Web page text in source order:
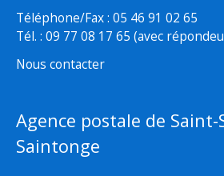
Téléphone/Fax : 05 46 91 02 65
Tél. : 09 77 08 17 65 (avec
Nous contacter
Agence postale de Saint-
Saintonge